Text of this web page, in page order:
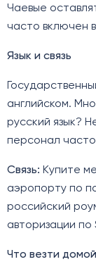
Чаевые
часто включен
Язык и связь
английском.
русский язык?
персонал
Связь: Купите
аэропорту по
российский
авторизации по
Что везти домой